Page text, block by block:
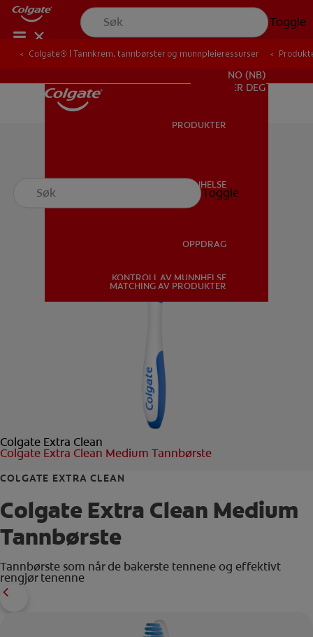
Toggle
FOR FAGFOLK
NO (NB)
REGISTRER DEG
PRODUKTER
MUNNHELSE
OPPDRAG
KONTROLL AV MUNNHELSE
MATCHING AV PRODUKTER
Toggle
Colgate® | Tannkrem, tannbørster og munnpleieressurser
Colgate Extra Clean
Colgate Extra Clean Medium Tannbørste
COLGATE EXTRA CLEAN
Colgate Extra Clean Medium
Tannbørste
Tannbørste som når de bakerste tennene og effektivt
rengjør tenenne